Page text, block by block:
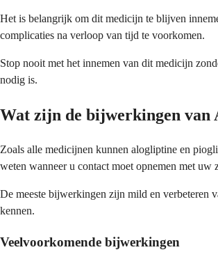
Het is belangrijk om dit medicijn te blijven
complicaties na verloop van tijd te voorkomen.
Stop nooit met het innemen van dit medicijn
nodig is.
Wat zijn de bijwerkingen van
Zoals alle medicijnen kunnen alogliptine en
weten wanneer u contact moet opnemen met uw
De meeste bijwerkingen zijn mild en verbeteren
kennen.
Veelvoorkomende bijwerkingen